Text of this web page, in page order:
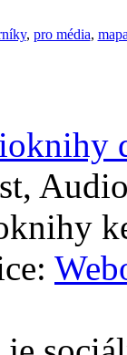
, pro média,